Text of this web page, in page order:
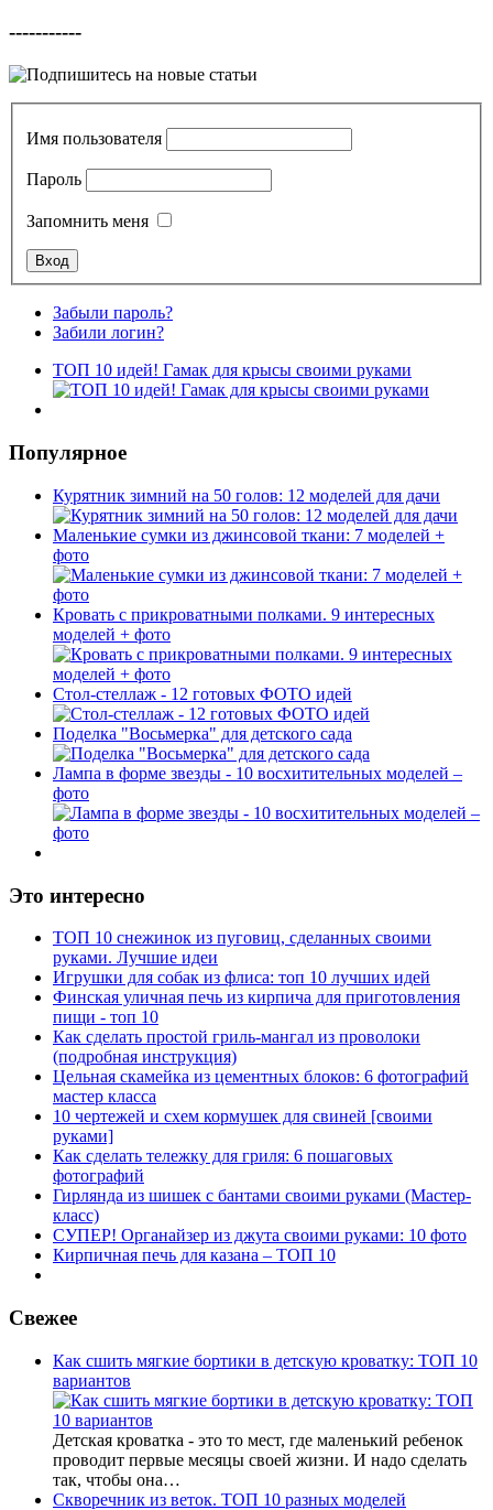
-----------
Имя пользователя
Пароль
Запомнить меня
Забыли пароль?
Забили логин?
ТОП 10 идей! Гамак для крысы своими руками
Популярное
Курятник зимний на 50 голов: 12 моделей для дачи
Маленькие сумки из джинсовой ткани: 7 моделей +
фото
Кровать с прикроватными полками. 9 интересных
моделей + фото
Стол-стеллаж - 12 готовых ФОТО идей
Поделка "Восьмерка" для детского сада
Лампа в форме звезды - 10 восхитительных моделей –
фото
Это интересно
ТОП 10 снежинок из пуговиц, сделанных своими
руками. Лучшие идеи
Игрушки для собак из флиса: топ 10 лучших идей
Финская уличная печь из кирпича для приготовления
пищи - топ 10
Как сделать простой гриль-мангал из проволоки
(подробная инструкция)
Цельная скамейка из цементных блоков: 6 фотографий
мастер класса
10 чертежей и схем кормушек для свиней [своими
руками]
Как сделать тележку для гриля: 6 пошаговых
фотографий
Гирлянда из шишек с бантами своими руками (Мастер-
класс)
СУПЕР! Органайзер из джута своими руками: 10 фото
Кирпичная печь для казана – ТОП 10
Свежее
Как сшить мягкие бортики в детскую кроватку: ТОП 10
вариантов
Детская кроватка - это то мест, где маленький ребенок
проводит первые месяцы своей жизни. И надо сделать
так, чтобы она…
Скворечник из веток. ТОП 10 разных моделей